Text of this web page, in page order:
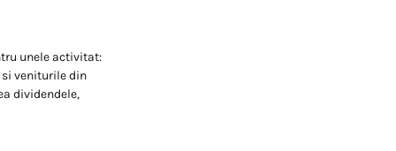
unele activitat:
veniturile din
dividendele,